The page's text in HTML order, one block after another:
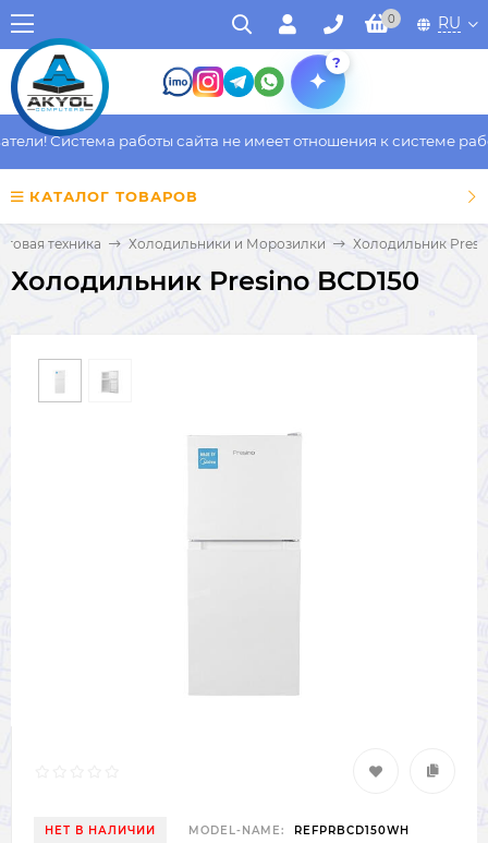
0 RU
?
Система работы сайта не имеет отношения к системе
КАТАЛОГ ТОВАРОВ
техника Холодильники и Морозилки Холодильник
Холодильник Presino BCD150
НЕТ В НАЛИЧИИ MODEL-NAME: REFPRBCD150WH